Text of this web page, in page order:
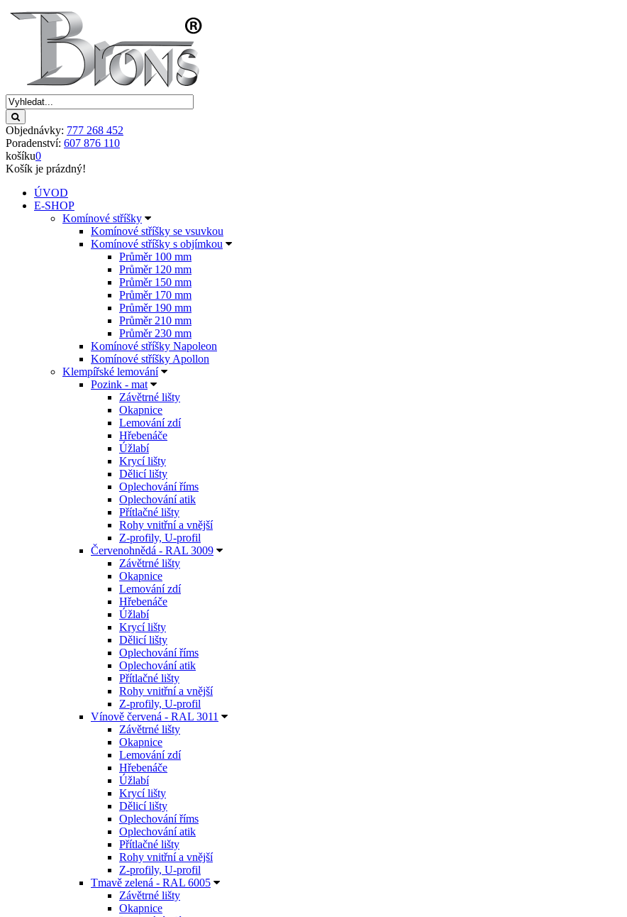
Objednávky: 777 268 452
Poradenství: 607 876 110
košíku0
Košík je prázdný!
ÚVOD
E-SHOP
Komínové stříšky
Komínové stříšky se vsuvkou
Komínové stříšky s objímkou
Průměr 100 mm
Průměr 120 mm
Průměr 150 mm
Průměr 170 mm
Průměr 190 mm
Průměr 210 mm
Průměr 230 mm
Komínové stříšky Napoleon
Komínové stříšky Apollon
Klempířské lemování
Pozink - mat
Závětrné lišty
Okapnice
Lemování zdí
Hřebenáče
Úžlabí
Krycí lišty
Dělicí lišty
Oplechování říms
Oplechování atik
Přítlačné lišty
Rohy vnitřní a vnější
Z-profily, U-profil
Červenohnědá - RAL 3009
Závětrné lišty
Okapnice
Lemování zdí
Hřebenáče
Úžlabí
Krycí lišty
Dělicí lišty
Oplechování říms
Oplechování atik
Přítlačné lišty
Rohy vnitřní a vnější
Z-profily, U-profil
Vínově červená - RAL 3011
Závětrné lišty
Okapnice
Lemování zdí
Hřebenáče
Úžlabí
Krycí lišty
Dělicí lišty
Oplechování říms
Oplechování atik
Přítlačné lišty
Rohy vnitřní a vnější
Z-profily, U-profil
Tmavě zelená - RAL 6005
Závětrné lišty
Okapnice